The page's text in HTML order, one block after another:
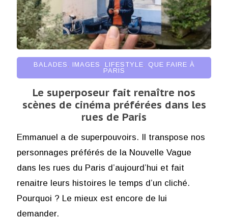
BALADES IMAGES LIFESTYLE
QUE FAIRE À
PARIS
Le superposeur fait renaître nos
scènes de cinéma préférées dans les
rues de Paris
Emmanuel a de superpouvoirs. Il transpose nos
personnages préférés de la Nouvelle Vague
dans les rues du Paris d’aujourd’hui et fait
renaitre leurs histoires le temps d’un cliché.
Pourquoi ? Le mieux est encore de lui
demander.